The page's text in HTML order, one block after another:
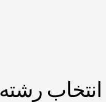
انتخاب رشته